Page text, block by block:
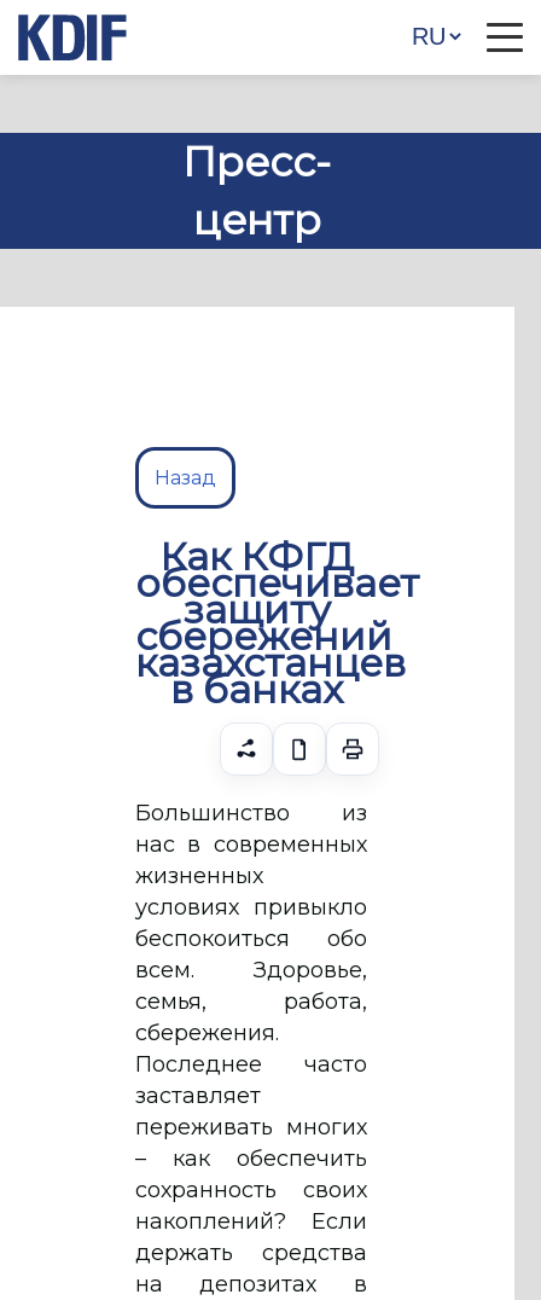
Пресс-
центр
Назад
Как КФГД
обеспечивает
защиту
сбережений
казахстанцев
в банках
Большинство из
нас в современных
жизненных
условиях привыкло
беспокоиться обо
всем. Здоровье,
семья, работа,
сбережения.
Последнее часто
заставляет
переживать многих
– как обеспечить
сохранность своих
накоплений? Если
держать средства
на депозитах в